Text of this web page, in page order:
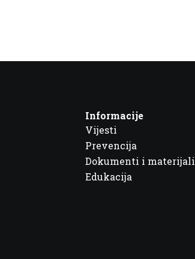
Informacije
Vijesti
Prevencija
Dokumenti i materijali
Edukacija